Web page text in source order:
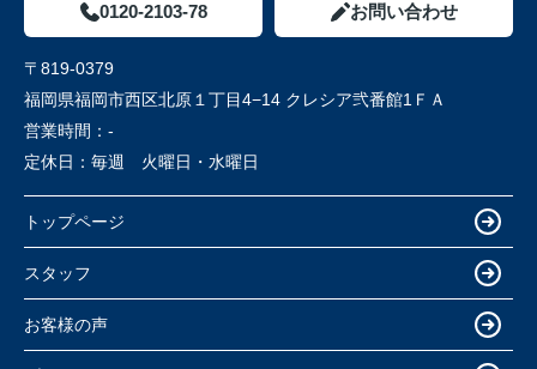
0120-2103-78 お問い合わせ
〒819-0379
福岡県福岡市西区北原１丁目4−14 クレシア弐番館1ＦＡ
営業時間： -
定休日： 毎週 火曜日・水曜日
トップページ
スタッフ
お客様の声